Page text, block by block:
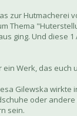
zur Hutmacherei
Thema
ging. Und diese 1
Werk, das euch
Gilewska wirkte
oder
sein.